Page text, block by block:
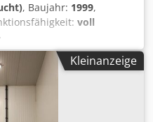
, Baujahr: 1999,
voll
Y-Achse:450
, Steuerungsmodell:
(max.):
Verkauf zum
Agderf Die Zahlungsfrist
Kleinanzeige